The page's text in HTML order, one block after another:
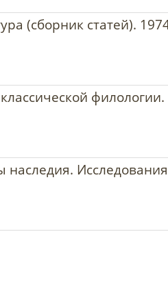
(сборник статей).
филологии.
наследия.